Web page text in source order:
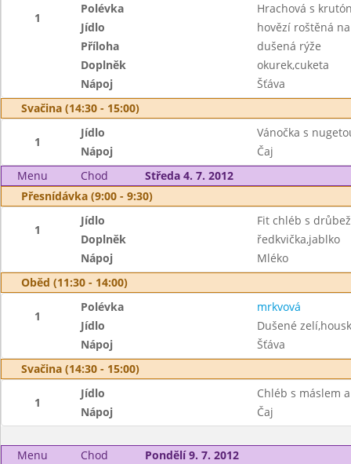
1
Polévka
Hrachová s
Jídlo
hovězí roštěná
Příloha
dušená rýže
Doplněk
okurek,cuketa
Nápoj
Šťáva
Svačina (14:30 - 15:00)
1
Jídlo
Vánočka s
Nápoj
Čaj
Menu
Chod
Středa 4. 7. 2012
Přesnídávka (9:00 - 9:30)
1
Jídlo
Fit chléb s
Doplněk
ředkvička,jablko
Nápoj
Mléko
Oběd (11:30 - 14:00)
1
Polévka
mrkvová
Jídlo
Dušené
Nápoj
Šťáva
Svačina (14:30 - 15:00)
1
Jídlo
Chléb s máslem
Nápoj
Čaj
Menu Chod
Pondělí 9. 7. 2012